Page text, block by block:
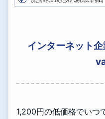
インターネット
1,200円の低価格でいつ